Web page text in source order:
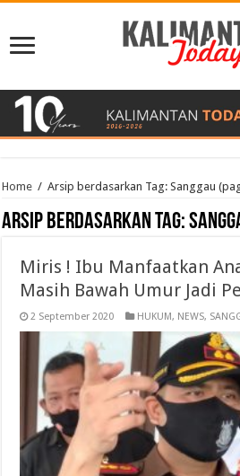
Home / Arsip berdasarkan Tag:Sanggau
Arsip berdasarkan Tag:
Miris ! Ibu Manfaatkan
Masih Bawah Umur Jadi
2 September 2020 HUKUM, NEWS,